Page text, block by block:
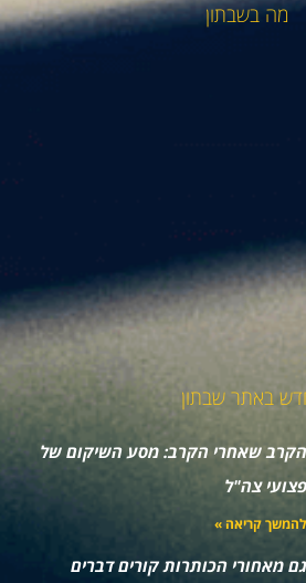
מה בשבתון
באתר שבתון
הקרב שאחרי הקרב: מסע השיקום של
פצועי צה"ל
להמשך קריאה »
גם מאחורי הכותרות קורים דברים